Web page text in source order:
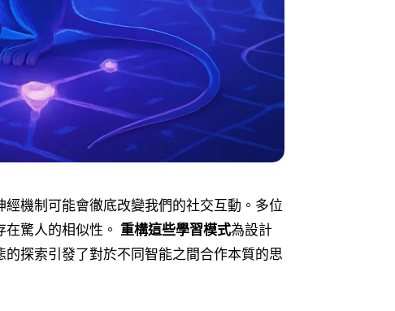
經機制可能會徹底改變我們的社交互動。多位
在驚人的相似性。重構這些學習模式為設計
探索引發了對於不同智能之間合作本質的思